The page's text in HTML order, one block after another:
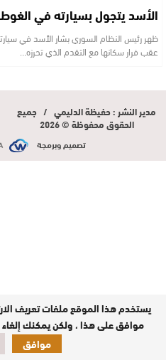
الأسد يتجول بسيارته في
ظهر رئيس النظام السوري بشار الأسد في
عقب فرار سكانها مع التقدم الذي تحرزه…
مدير النشر : حفيظة الدليمي / جميع
الحقوق محفوظة © 2026
تصميم وبرمجة
يستخدم هذا الموقع ملفات تعريف
موافق على هذا ، ولكن يمكنك
موافق